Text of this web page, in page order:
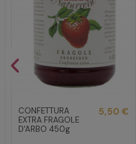
CONFETTURA
EXTRA FRAGOLE
D'ARBO 450g
5,50 €